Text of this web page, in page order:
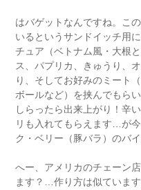
はバゲットなんですね。こ
いるというサンドイッチ用
チュア（ベトナム風・大根
ス、パプリカ、きゅうり、
り、そしてお好みのミート
ボールなど）を挟んでもら
しらったら出来上がり！辛
リも入れてもらえます…が
ク・ベリー（豚バラ）のバ
へー、アメリカのチェーン
ます？…作り方は似ていま